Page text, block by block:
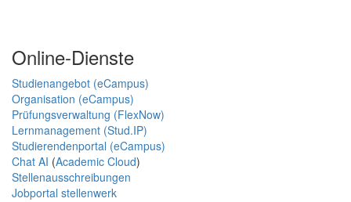
Online-Dienste
Studienangebot (eCampus)
Organisation (eCampus)
Prüfungsverwaltung (FlexNow)
Lernmanagement (Stud.IP)
Studierendenportal (eCampus)
Chat AI (Academic Cloud)
Stellenausschreibungen
Jobportal stellenwerk